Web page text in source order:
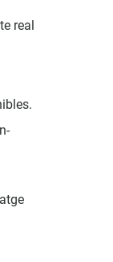
real